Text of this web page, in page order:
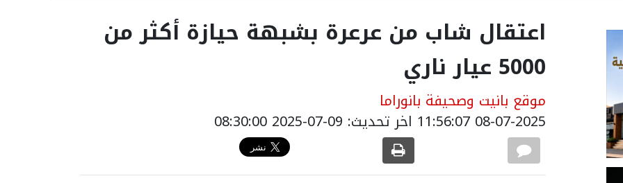
اعتقال شاب من عرعرة بشبهة حيازة أكثر من
5000 عيار ناري
موقع بانيت وصحيفة بانوراما
08-07-2025 11:56:07 اخر تحديث: 09-07-2025 08:30:00